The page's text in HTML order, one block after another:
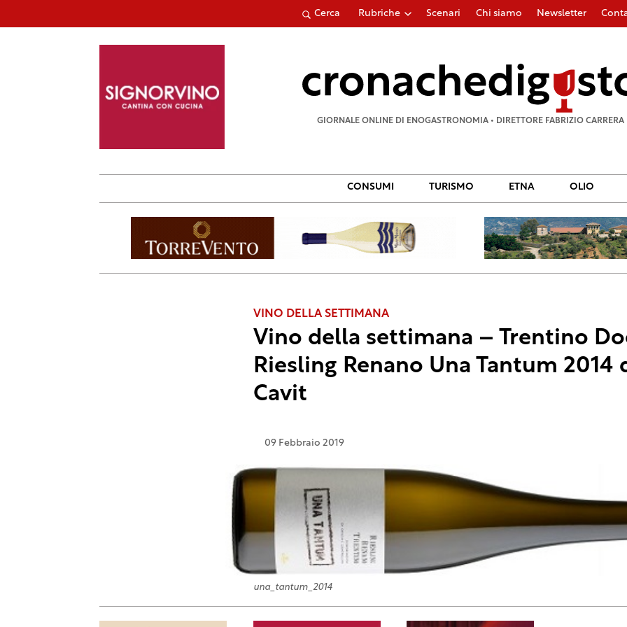
Cerca Rubriche Scenari Chi siamo Newsletter
GIORNALE ONLINE DI ENOGASTRONOMIA • DIRETTORE FABRIZIO CARRERA
CONSUMI TURISMO ETNA OLIO
VINO DELLA SETTIMANA
Vino della settimana – Trentino
Riesling Renano Una Tantum 2014
Cavit
09 Febbraio 2019
una_tantum_2014